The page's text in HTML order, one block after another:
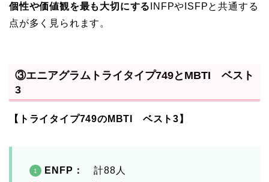
個性や価値観を最も大切にする INFPやISFPと共通する
点が多く見られます。
③エニアグラムトライタイプ749とMBTI ベスト
3
【トライタイプ749のMBTI ベスト3】
ENFP ：
計88人